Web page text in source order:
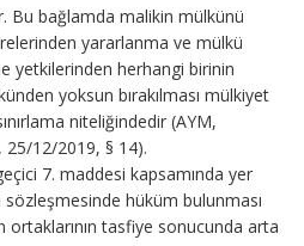
Bu bağlamda malikin mülkünü
yararlanma ve mülkü
yetkilerinden herhangi birinin
yoksun bırakılması mülkiyet
niteliğindedir (AYM,
25/12/2019, § 14).
7. maddesi kapsamında yer
hüküm bulunması
tasfiye sonucunda arta